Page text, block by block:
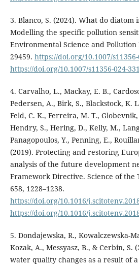
3. Blanco, S. (2024). What do diatom
Modelling the specific pollution
Environmental Science and Pollution
29459. https://doi.org/10.1007/s11356-
https://doi.org/10.1007/s11356-024-
4. Carvalho, L., Mackay, E. B.,
Pedersen, A., Birk, S., Blackstock, K.
Feld, C. K., Ferreira, M. T.,
Hendry, S., Hering, D., Kelly, M.,
Panagopoulos, Y., Penning, E.,
(2019). Protecting and restoring
analysis of the future development
Framework Directive. Science of the
658, 1228–1238.
https://doi.org/10.1016/
https://doi.org/10.1016/
5. Dondajewska, R., Kowalczewska-
Kozak, A., Messyasz, B., & Cerbin, S.
water quality changes as a result of